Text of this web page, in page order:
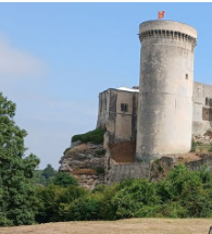
Véhicules Militaires
Bienvenue sur LE forum des
toutes époques. De nombreuses
ou simplement partager vos activités.